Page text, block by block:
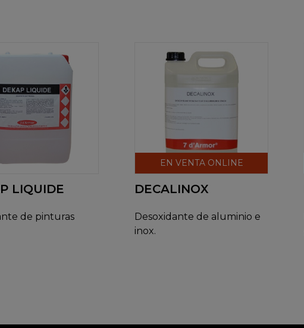
LIQUIDE
de pinturas
EN VENTA ONLINE
DECALINOX
Desoxidante de aluminio e
inox.